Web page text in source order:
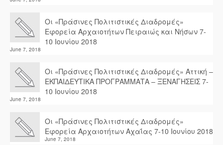
Οι «Πράσινες Πολιτιστικές Διαδρομές»
Εφορεία Αρχαιοτήτων Πειραιώς και Νήσων 7-
10 Ιουνίου 2018
June 7, 2018
Οι «Πράσινες Πολιτιστικές Διαδρομές» Αττική –
ΕΚΠΑΙΔΕΥΤΙΚΑ ΠΡΟΓΡΑΜΜΑΤΑ – ΞΕΝΑΓΗΣΕΙΣ 7-
10 Ιουνίου 2018
June 7, 2018
Οι «Πράσινες Πολιτιστικές Διαδρομές»
Εφορεία Αρχαιοτήτων Αχαΐας 7-10 Ιουνίου 2018
June 7, 2018